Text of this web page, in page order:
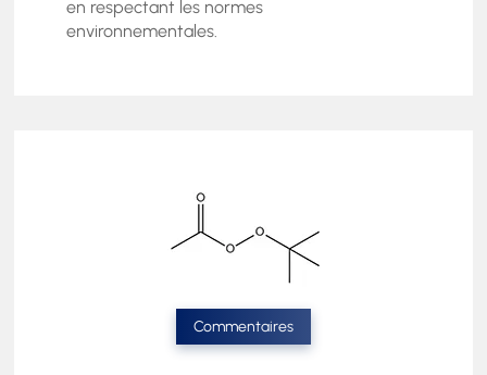
en respectant les normes
environnementales.
Commentaires